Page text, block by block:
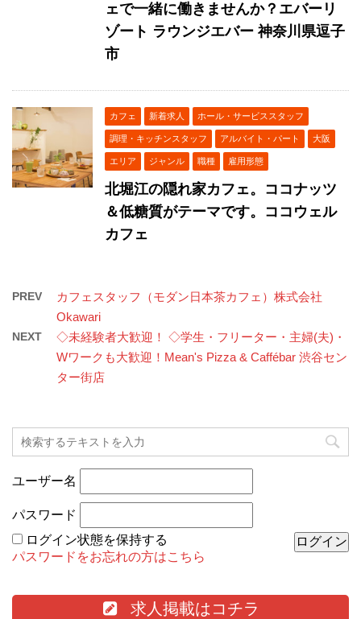
ェで一緒に働きませんか？エバーリ
ゾート ラウンジエバー 神奈川県逗子
市
カフェ 新着求人 ホール・サービススタッフ
調理・キッチンスタッフ アルバイト・パート 大阪
エリア ジャンル 職種 雇用形態
北堀江の隠れ家カフェ。ココナッツ
＆低糖質がテーマです。ココウェル
カフェ
PREV
カフェスタッフ（モダン日本茶カフェ）株式会社
Okawari
NEXT
◇未経験者大歓迎！ ◇学生・フリーター・主婦(夫)・
Wワークも大歓迎！Mean's Pizza & Caffébar 渋谷セン
ター街店
ユーザー名
パスワード
ログイン状態を保持する
パスワードをお忘れの方はこちら
求人掲載はコチラ